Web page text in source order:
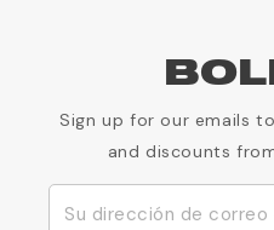
Sign up for our emails
and discounts